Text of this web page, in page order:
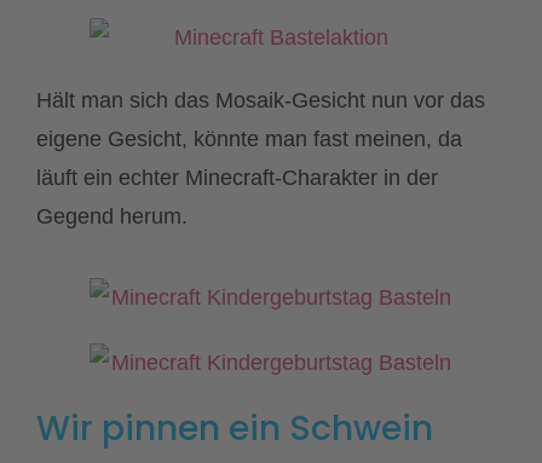
Hält man sich das Mosaik-Gesicht nun vor das
eigene Gesicht, könnte man fast meinen, da
läuft ein echter Minecraft-Charakter in der
Gegend herum.
Wir pinnen ein Schwein